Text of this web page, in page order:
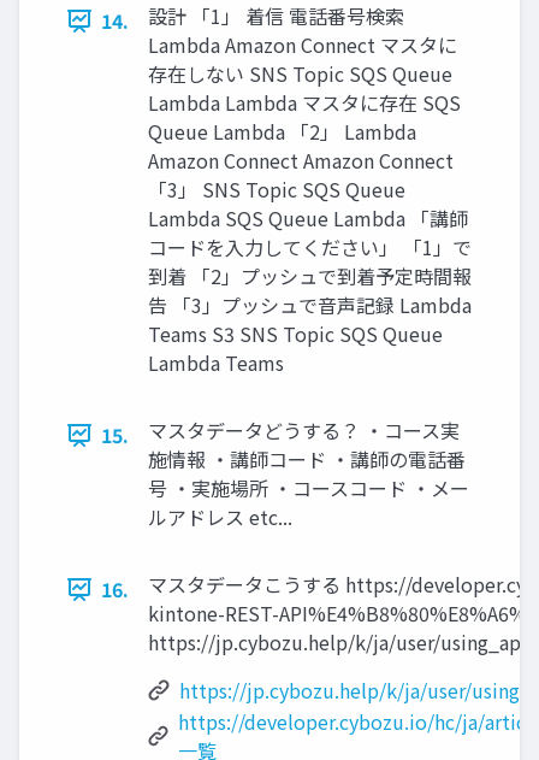
14.
設計 「1」 着信 電話番号検索
Lambda Amazon Connect マスタに
存在しない SNS Topic SQS Queue
Lambda Lambda マスタに存在 SQS
Queue Lambda 「2」 Lambda
Amazon Connect Amazon Connect
「3」 SNS Topic SQS Queue
Lambda SQS Queue Lambda 「講師
コードを入力してください」 「1」で
到着 「2」プッシュで到着予定時間報
告 「3」プッシュで音声記録 Lambda
Teams S3 SNS Topic SQS Queue
Lambda Teams
15.
マスタデータどうする？ ・コース実
施情報 ・講師コード ・講師の電話番
号 ・実施場所 ・コースコード ・メー
ルアドレス etc...
16.
マスタデータこうする https://
kintone-REST-
https://jp.cybozu.help/k/ja/user/
https://jp.cybozu.help/k/ja/user/
https://developer.cybozu.io/hc/ja/
一覧